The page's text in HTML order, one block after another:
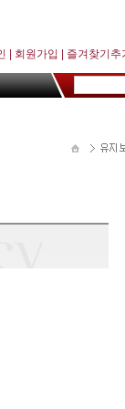
회원가입 즐겨찾기추